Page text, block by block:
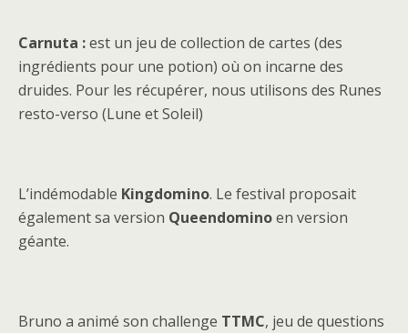
Carnuta :est un jeu de collection de cartes (des
ingrédients pour une potion) où on incarne des
druides. Pour les récupérer, nous utilisons des Runes
resto-verso (Lune et Soleil)
L’indémodable Kingdomino. Le festival proposait
également sa version Queendominoen version
géante.
Bruno a animé son challenge TTMC, jeu de questions